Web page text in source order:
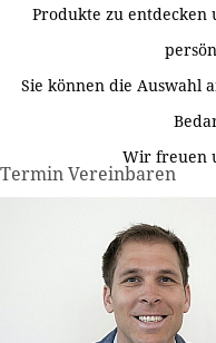
Produkte zu entdecken
Sie können die Auswahl
Wir freuen
Termin Vereinbaren